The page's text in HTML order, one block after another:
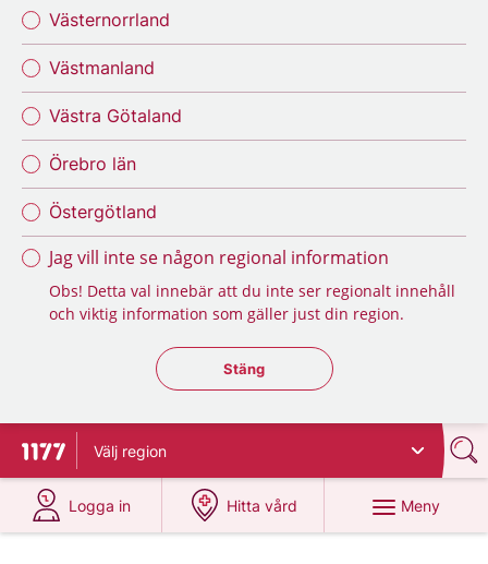
Västernorrland
Västmanland
Västra Götaland
Örebro län
Östergötland
Jag vill inte se någon regional information
Obs! Detta val innebär att du inte ser regionalt innehåll
och viktig information som gäller just din region.
Stäng regionsväljaren
Stäng
Till startsidan för 1177
Välj region
Logga in
på 1177.se
Hitta vård
på 1177.se
Meny